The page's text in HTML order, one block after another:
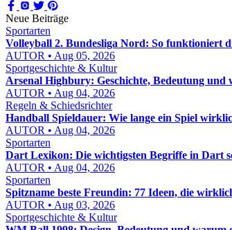
Neue Beiträge
Sportarten
Volleyball 2. Bundesliga Nord: So funktioniert
AUTOR • Aug 05, 2026
Sportgeschichte & Kultur
Arsenal Highbury: Geschichte, Bedeutung und
AUTOR • Aug 04, 2026
Regeln & Schiedsrichter
Handball Spieldauer: Wie lange ein Spiel
AUTOR • Aug 04, 2026
Sportarten
Dart Lexikon: Die wichtigsten Begriffe in Dart
AUTOR • Aug 04, 2026
Sportarten
Spitzname beste Freundin: 77 Ideen, die
AUTOR • Aug 03, 2026
Sportgeschichte & Kultur